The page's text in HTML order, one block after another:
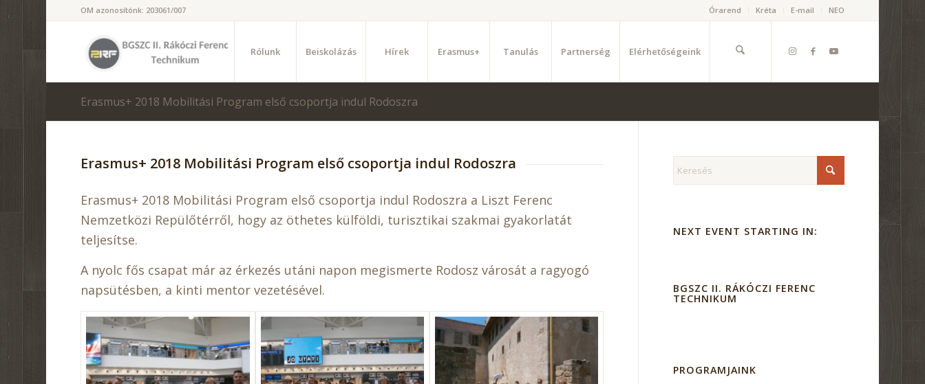
Órarend Kréta E-mail NEO
OM azonosítónk: 203061/007
Rólunk Beiskolázás Hírek Erasmus+ Tanulás Partnerség Elérhetőségeink
Erasmus+ 2018 Mobilitási Program első csoportja indul Rodoszra
Erasmus+ 2018 Mobilitási Program első csoportja indul Rodoszra
Erasmus+ 2018 Mobilitási Program első csoportja indul Rodoszra a Liszt Ferenc
Nemzetközi Repülőtérről, hogy az öthetes külföldi, turisztikai szakmai gyakorlatát
teljesítse.
A nyolc fős csapat már az érkezés utáni napon megismerte Rodosz városát a ragyogó
napsütésben, a kinti mentor vezetésével.
NEXT EVENT STARTING IN:
BGSZC II. RÁKÓCZI FERENC
TECHNIKUM
PROGRAMJAINK